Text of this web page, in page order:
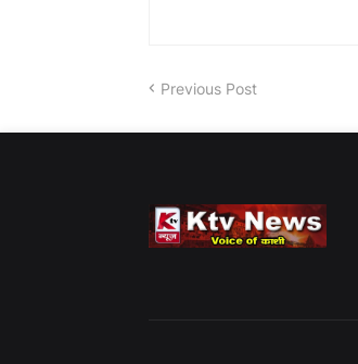
Previous Post